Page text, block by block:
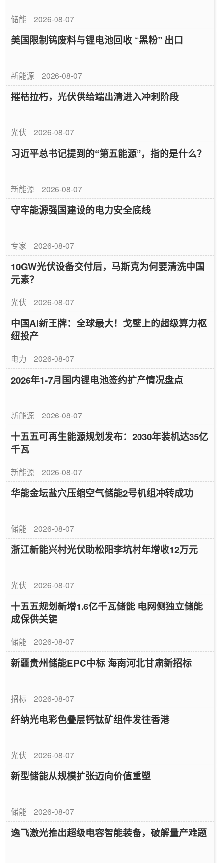
储能 2026-08-07
美国限制钨废料与锂电池回收 “黑粉” 出口
新能源 2026-08-07
摧枯拉朽，光伏供给端出清进入冲刺阶段
光伏 2026-08-07
习近平总书记提到的“第五能源”，指的是什么？
新能源 2026-08-07
守牢能源强国建设的电力安全底线
专家 2026-08-07
10GW光伏设备交付后，马斯克为何要清洗中国
元素？
光伏 2026-08-07
中国AI新王牌：全球最大！戈壁上的超级算力枢
纽投产
电力 2026-08-07
2026年1-7月国内锂电池签约扩产情况盘点
新能源 2026-08-07
十五五可再生能源规划发布：2030年装机达35亿
千瓦
新能源 2026-08-07
华能金坛盐穴压缩空气储能2号机组冲转成功
储能 2026-08-07
浙江新能兴村光伏助松阳李坑村年增收12万元
光伏 2026-08-07
十五五规划新增1.6亿千瓦储能 电网侧独立储能
成保供关键
储能 2026-08-07
新疆贵州储能EPC中标 海南河北甘肃新招标
招标 2026-08-07
纤纳光电彩色叠层钙钛矿组件发往香港
光伏 2026-08-07
新型储能从规模扩张迈向价值重塑
储能 2026-08-07
逸飞激光推出超级电容智能装备，破解量产难题